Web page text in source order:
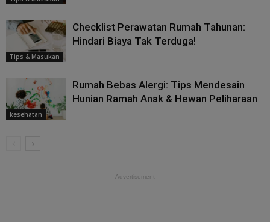
Tips & Masukan
Checklist Perawatan Rumah Tahunan:
Hindari Biaya Tak Terduga!
kesehatan
Rumah Bebas Alergi: Tips Mendesain
Hunian Ramah Anak & Hewan Peliharaan
- Advertisement -